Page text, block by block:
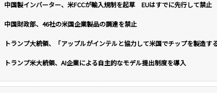
中国製インバーター、米FCCが輸入規制を起草 EUはすでに先行して禁止
中国財政部、46社の米国企業製品の調達を禁止
トランプ大統領、「アップルがインテルと協力して米国でチップを製造す
トランプ米大統領、AI企業による自主的なモデル提出制度を導入